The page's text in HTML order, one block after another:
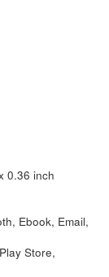
0.36 inch
Ebook, Email,
Store,